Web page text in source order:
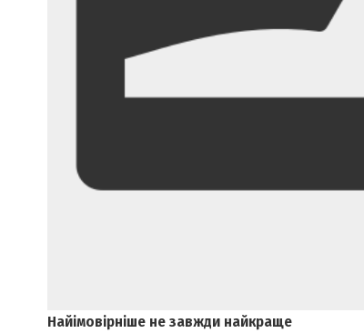
Найімовірніше не завжди найкраще